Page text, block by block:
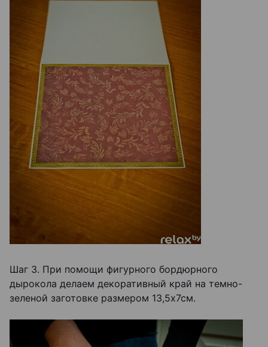
Шаг 3. При помощи фигурного бордюрного
дырокола делаем декоративный край на темно-
зеленой заготовке размером 13,5х7см.